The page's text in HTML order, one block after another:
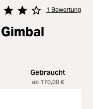
Bewertung
1 Bewertung
Gebraucht
ab 170,00 €